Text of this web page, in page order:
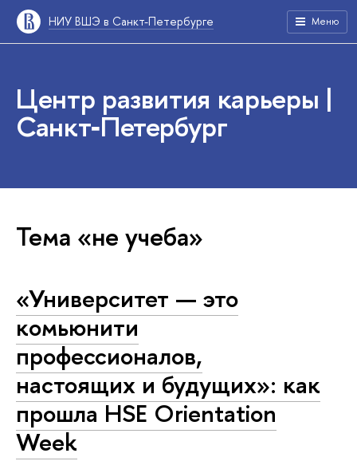
НИУ ВШЭ в Санкт-Петербурге Меню
Центр развития карьеры |
Санкт‑Петербург
Тема «не учеба»
«Университет — это
комьюнити
профессионалов,
настоящих и будущих»: как
прошла HSE Orientation
Week